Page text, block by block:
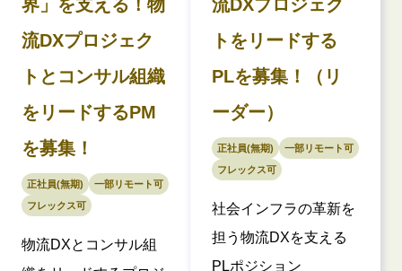
界」を支える！物
流DXプロジェク
トとコンサル組織
をリードするPM
を募集！
正社員(無期)
一部リモート可
フレックス可
物流DXとコンサル組
流DXプロジェク
トをリードする
PLを募集！（リ
ーダー）
正社員(無期)
一部リモート可
フレックス可
社会インフラの革新を
担う物流DXを支える
PLポジション